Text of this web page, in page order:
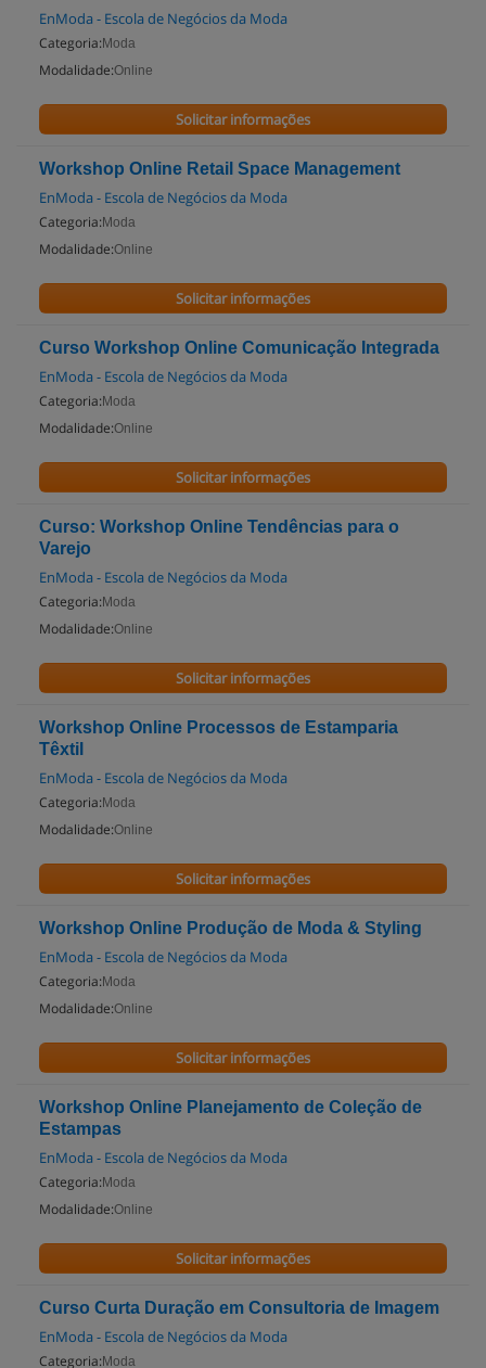
EnModa - Escola de Negócios da Moda
Categoria: Moda
Modalidade:Online
Solicitar informações
Workshop Online Retail Space Management
EnModa - Escola de Negócios da Moda
Categoria: Moda
Modalidade:Online
Solicitar informações
Curso Workshop Online Comunicação Integrada
EnModa - Escola de Negócios da Moda
Categoria: Moda
Modalidade:Online
Solicitar informações
Curso: Workshop Online Tendências para o
Varejo
EnModa - Escola de Negócios da Moda
Categoria: Moda
Modalidade:Online
Solicitar informações
Workshop Online Processos de Estamparia
Têxtil
EnModa - Escola de Negócios da Moda
Categoria: Moda
Modalidade:Online
Solicitar informações
Workshop Online Produção de Moda & Styling
EnModa - Escola de Negócios da Moda
Categoria: Moda
Modalidade:Online
Solicitar informações
Workshop Online Planejamento de Coleção de
Estampas
EnModa - Escola de Negócios da Moda
Categoria: Moda
Modalidade:Online
Solicitar informações
Curso Curta Duração em Consultoria de Imagem
EnModa - Escola de Negócios da Moda
Categoria: Moda